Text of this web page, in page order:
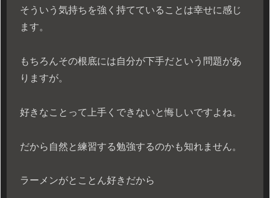
そういう気持ちを強く持てていることは幸せに感じ
ます。
もちろんその根底には自分が下手だという問題があ
りますが。
好きなことって上手くできないと悔しいですよね。
だから自然と練習する勉強するのかも知れません。
ラーメンがとことん好きだから